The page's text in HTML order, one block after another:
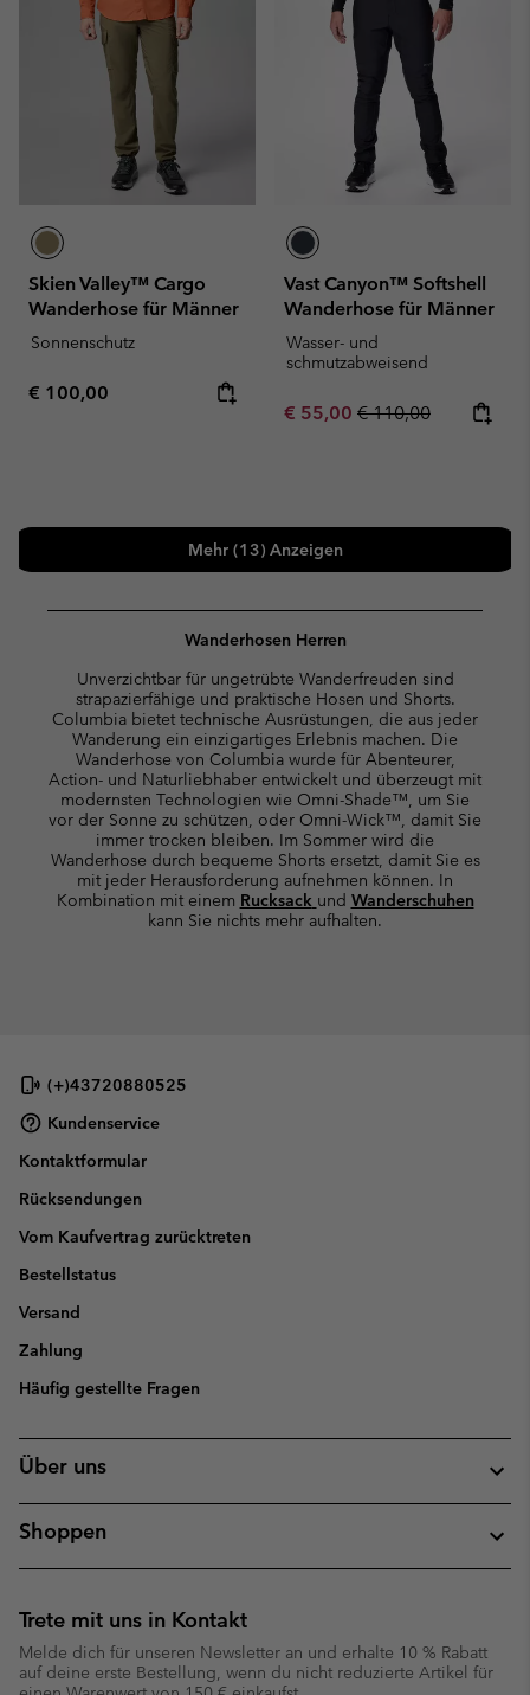
Skien Valley™ Cargo
Wanderhose für Männer
Sonnenschutz
Regular price:
€ 100,00
Vast Canyon™ Softshell
Wanderhose für Männer
Wasser- und
schmutzabweisend
Sale price:
€ 55,00 Regular price:
€ 110,00
Mehr (13) Anzeigen
Wanderhosen Herren
Unverzichtbar für ungetrübte Wanderfreuden sind
strapazierfähige und praktische Hosen und Shorts.
Columbia bietet technische Ausrüstungen, die aus jeder
Wanderung ein einzigartiges Erlebnis machen. Die
Wanderhose von Columbia wurde für Abenteurer,
Action- und Naturliebhaber entwickelt und überzeugt mit
modernsten Technologien wie Omni-Shade™, um Sie
vor der Sonne zu schützen, oder Omni-Wick™, damit Sie
immer trocken bleiben. Im Sommer wird die
Wanderhose durch bequeme Shorts ersetzt, damit Sie es
mit jeder Herausforderung aufnehmen können. In
Kombination mit einem Rucksack und Wanderschuhen
kann Sie nichts mehr aufhalten.
(+)43720880525
Kundenservice
Kontaktformular
Rücksendungen
Vom Kaufvertrag zurücktreten
Bestellstatus
Versand
Zahlung
Häufig gestellte Fragen
Über uns
Shoppen
Trete mit uns in Kontakt
Melde dich für unseren Newsletter an und erhalte 10 % Rabatt
auf deine erste Bestellung, wenn du nicht reduzierte Artikel für